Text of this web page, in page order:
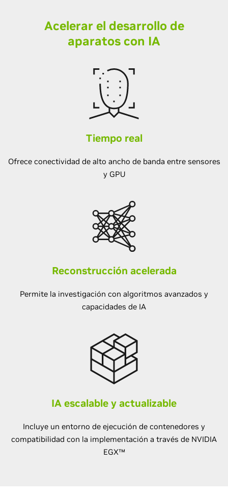
Acelerar el desarrollo de
aparatos con IA
Tiempo real
Ofrece conectividad de alto ancho de banda entre sensores
y GPU
Reconstrucción acelerada
Permite la investigación con algoritmos avanzados y
capacidades de IA
IA escalable y actualizable
Incluye un entorno de ejecución de contenedores y
compatibilidad con la implementación a través de NVIDIA
EGX™